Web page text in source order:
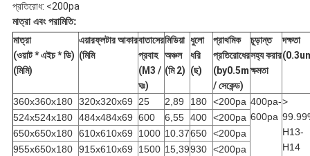
প্রতিরোধ: <200pa
মাত্রা এবং পরামিতি:
মাত্রা
(ওয়াট * এইচ * ডি)
(মিমি)
এয়ারফ্লটার আকার
(মিমি
বাতাসের
প্রবাহ
(M3 /
ঘঃ)
মিডিয়া
অঞ্চল
(মি 2)
ধুলো
ধরি
(ছ)
প্রাথমিক
প্রতিরোধের
(by0.5m
/ সেকেন্ড)
চূড়ান্ত
সহ্য করার
ক্ষমতা
দক্ষতা
360x360x180 320x320x69 25 2,89 180 <200pa 400pa-
600pa
>
H13-
H14
524x524x180 484x484x69 600 6,55 400 <200pa
650x650x180 610x610x69 1000 10.37650 <200pa
955x650x180 915x610x69 1500 15,39930 <200pa